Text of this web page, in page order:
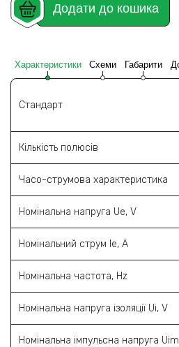
Додати до кошика
Характеристики Схеми Габарити
Стандарт
Кількість полюсів
Часо-струмова характеристика
Номінальна напруга Ue, V
Номінальний струм Ie, A
Номінальна частота, Hz
Номінальна напруга ізоляції Ui, V
Номінальна імпульсна напруга